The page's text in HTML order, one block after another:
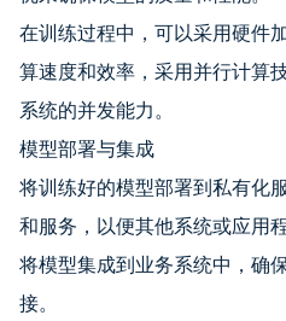
在训练过程中，可以采用硬件
算速度和效率，采用并行计算
系统的并发能力。
模型部署与集成
将训练好的模型部署到私有化
和服务，以便其他系统或应用
将模型集成到业务系统中，确
接。